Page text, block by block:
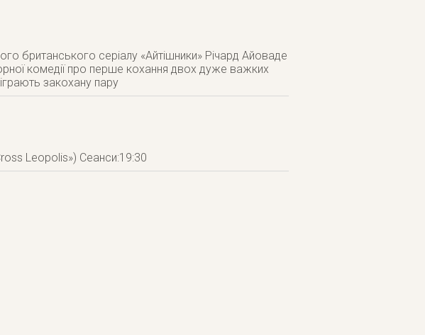
британського серіалу «Айтішники» Річард Айоваде
комедії про перше кохання двох дуже важких
закохану пару
Leopolis») Сеанси:19:30